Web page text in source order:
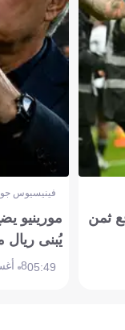
ثمن
فينيسيوس
مورينيو
يُبنى ريال
05:498 أغسطس 2026